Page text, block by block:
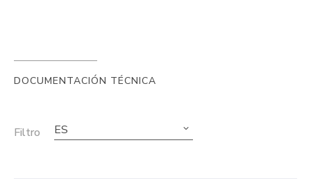
DOCUMENTACIÓN TÉCNICA
Filtro ES